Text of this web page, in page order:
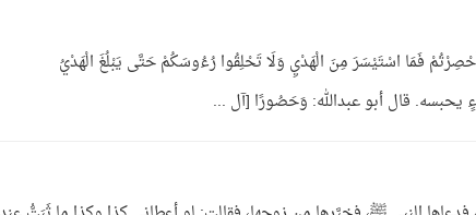
فَمَا اسْتَيْسَرَ مِنَ الْهَدْيِ وَلَا تَحْلِقُوا رُءُوسَكُمْ حَتَّى يَبْلُغَ الْهَدْيُ